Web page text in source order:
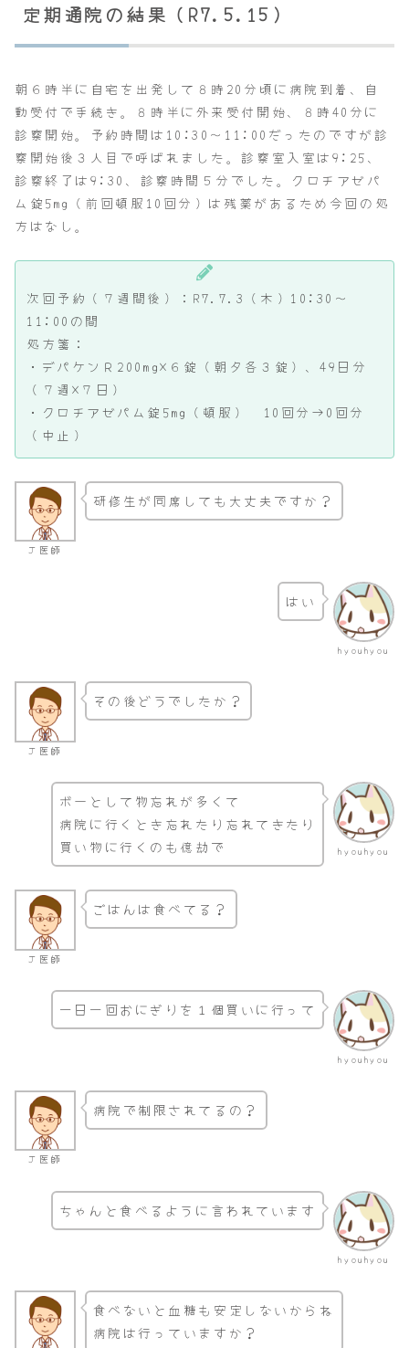
定期通院の結果（R7.5.15）
朝６時半に自宅を出発して８時20分頃に病院到着、自
動受付で手続き。８時半に外来受付開始、８時40分に
診察開始。予約時間は10:30～11:00だったのですが診
察開始後３人目で呼ばれました。診察室入室は9:25、
診察終了は9:30、診察時間５分でした。クロチアゼパ
ム錠5mg（前回頓服10回分）は残薬があるため今回の処
方はなし。
次回予約（７週間後）：R7.7.3（木）10:30～
11:00の間
処方箋：
・デパケンＲ200mg×６錠（朝夕各３錠）、49日分
（７週×７日）
・クロチアゼパム錠5mg（頓服） 10回分→0回分
（中止）
Ｊ医師
研修生が同席しても大丈夫ですか？
hyouhyou
はい
Ｊ医師
その後どうでしたか？
hyouhyou
ボーとして物忘れが多くて
病院に行くとき忘れたり忘れてきたり
買い物に行くのも億劫で
Ｊ医師
ごはんは食べてる？
hyouhyou
一日一回おにぎりを１個買いに行って
Ｊ医師
病院で制限されてるの？
hyouhyou
ちゃんと食べるように言われています
食べないと血糖も安定しないからね
病院は行っていますか？